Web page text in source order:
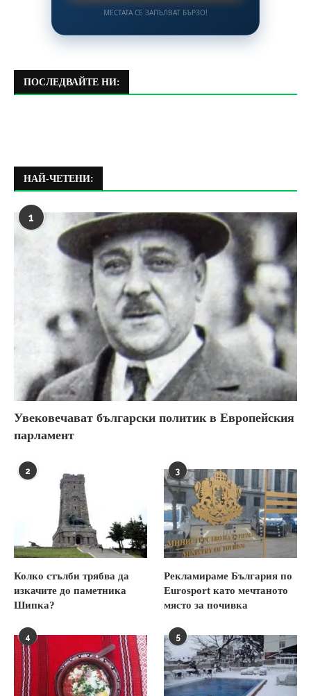
МЕСТАТА СЕ ЗАПЪЛВАТ БЪРЗО!
ПОСЛЕДВАЙТЕ НИ:
НАЙ-ЧЕТЕНИ:
1
Увековечават български политик в Европейския
парламент
2
Колко стълби трябва да
изкачите до паметника
Шипка?
3
Рекламираме България по
Eurosport като мечтаното
място за почивка
4 5